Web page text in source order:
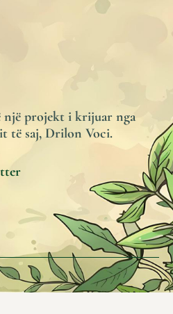
një projekt i krijuar nga
të saj, Drilon Voci.